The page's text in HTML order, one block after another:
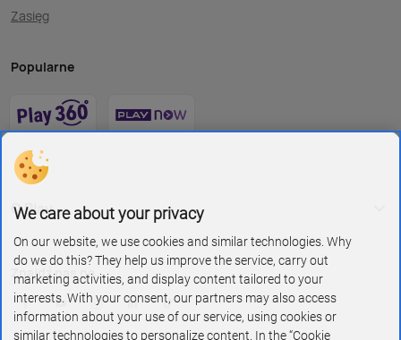
Zasięg
Popularne
O Play
Znajdź nas na
We care about your privacy
On our website, we use cookies and similar technologies. Why
do we do this? They help us improve the service, carry out
marketing activities, and display content tailored to your
interests. With your consent, our partners may also access
information about your use of our service, using cookies or
similar technologies to personalize content. In the “Cookie